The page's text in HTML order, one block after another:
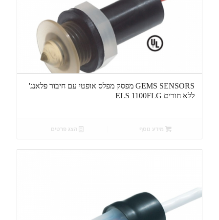
GEMS SENSORS מפסק מפלס אופטי עם חיבור פלאנג'
ללא חורים ELS 1100FLG
מידע נוסף הצג פרטים